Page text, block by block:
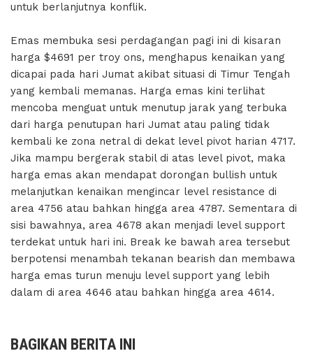
untuk berlanjutnya konflik.
Emas membuka sesi perdagangan pagi ini di kisaran
harga $4691 per troy ons, menghapus kenaikan yang
dicapai pada hari Jumat akibat situasi di Timur Tengah
yang kembali memanas. Harga emas kini terlihat
mencoba menguat untuk menutup jarak yang terbuka
dari harga penutupan hari Jumat atau paling tidak
kembali ke zona netral di dekat level pivot harian 4717.
Jika mampu bergerak stabil di atas level pivot, maka
harga emas akan mendapat dorongan bullish untuk
melanjutkan kenaikan mengincar level resistance di
area 4756 atau bahkan hingga area 4787. Sementara di
sisi bawahnya, area 4678 akan menjadi level support
terdekat untuk hari ini. Break ke bawah area tersebut
berpotensi menambah tekanan bearish dan membawa
harga emas turun menuju level support yang lebih
dalam di area 4646 atau bahkan hingga area 4614.
BAGIKAN BERITA INI